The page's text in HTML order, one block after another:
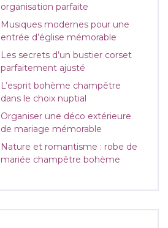
organisation parfaite
Musiques modernes pour une
entrée d’église mémorable
Les secrets d’un bustier corset
parfaitement ajusté
L’esprit bohème champêtre
dans le choix nuptial
Organiser une déco extérieure
de mariage mémorable
Nature et romantisme : robe de
mariée champêtre bohème